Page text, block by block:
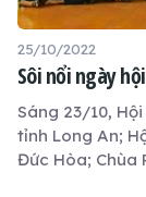
25/10/2022
Sôi nổi ngày
Sáng 23/10,
tỉnh Long An;
Đức Hòa; Chùa